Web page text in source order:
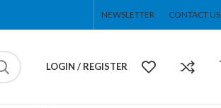
NEWSLETTER CONTACT US
LOGIN / REGISTER